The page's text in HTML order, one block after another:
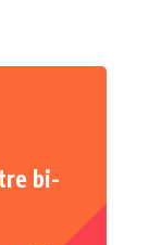
bi-